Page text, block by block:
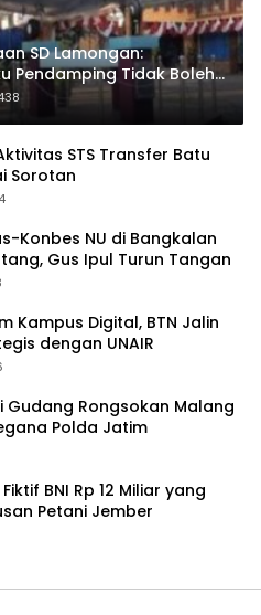
SD Lamongan:
Pendamping Tidak Boleh
STS Transfer Batu
Sorotan
Konbes NU di Bangkalan
Gus Ipul Turun Tangan
Kampus Digital, BTN Jalin
dengan UNAIR
Gudang Rongsokan Malang
Polda Jatim
BNI Rp 12 Miliar yang
Petani Jember